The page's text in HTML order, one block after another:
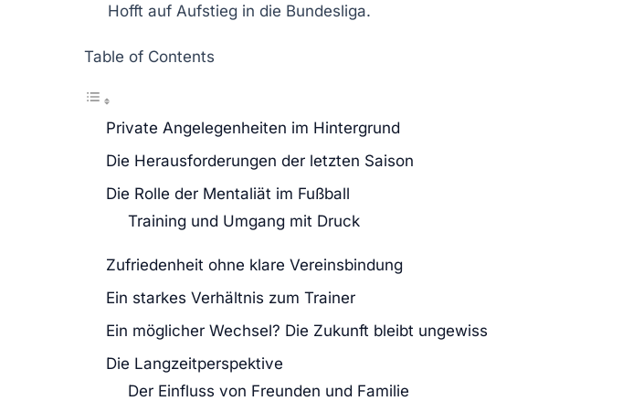
Hofft auf Aufstieg in die Bundesliga.
Table of Contents
Private Angelegenheiten im Hintergrund
Die Herausforderungen der letzten Saison
Die Rolle der Mentaliät im Fußball
Training und Umgang mit Druck
Zufriedenheit ohne klare Vereinsbindung
Ein starkes Verhältnis zum Trainer
Ein möglicher Wechsel? Die Zukunft bleibt ungewiss
Die Langzeitperspektive
Der Einfluss von Freunden und Familie